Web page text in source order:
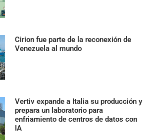
Cirion fue parte de la reconexión de
Venezuela al mundo
Vertiv expande a Italia su producción y
prepara un laboratorio para
enfriamiento de centros de datos con
IA